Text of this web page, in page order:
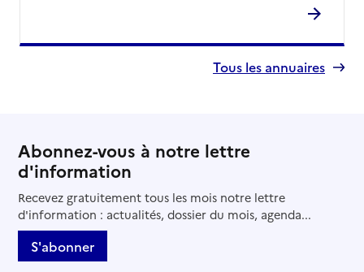
Tous les annuaires
Abonnez-vous à notre lettre
d'information
Recevez gratuitement tous les mois notre lettre
d'information : actualités, dossier du mois, agenda...
S'abonner